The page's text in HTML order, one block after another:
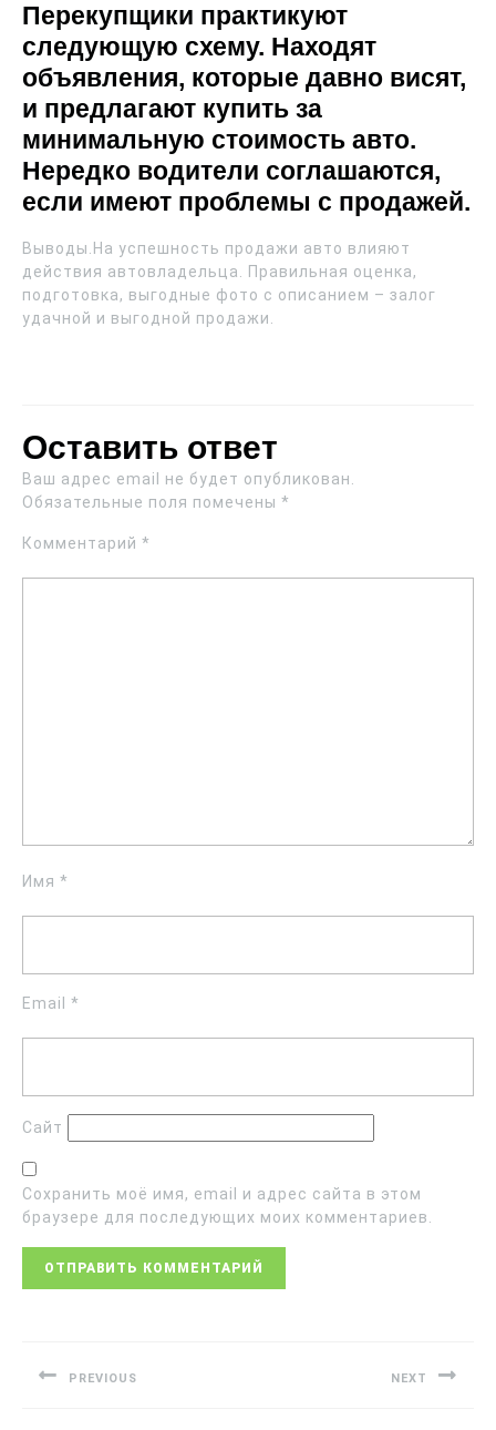
Перекупщики практикуют
следующую схему. Находят
объявления, которые давно висят,
и предлагают купить за
минимальную стоимость авто.
Нередко водители соглашаются,
если имеют проблемы с продажей.
Выводы.На успешность продажи авто влияют
действия автовладельца. Правильная оценка,
подготовка, выгодные фото с описанием – залог
удачной и выгодной продажи.
Оставить ответ
Ваш адрес email не будет опубликован.
Обязательные поля помечены *
Комментарий *
Имя *
Email *
Сайт
Сохранить моё имя, email и адрес сайта в этом
браузере для последующих моих комментариев.
PREVIOUS NEXT